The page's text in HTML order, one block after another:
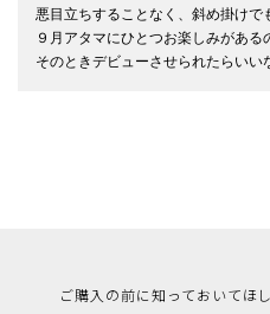
悪目立ちすることなく、斜め掛けで
９月アタマにひとつお楽しみがある
そのときデビューさせられたらい
ご購入の前に知っておいてほ